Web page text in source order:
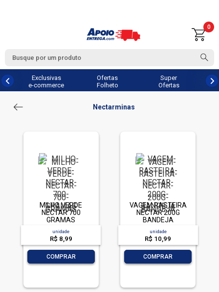
0
Exclusivas
e-commerce
Ofertas
Folheto
Super
Ofertas
Nectarminas
MILHO VERDE
NECTAR 700
GRAMAS
unidade
R$ 8,99
COMPRAR
VAGEM RASTEIRA
NECTAR 200G
BANDEJA
unidade
R$ 10,99
COMPRAR